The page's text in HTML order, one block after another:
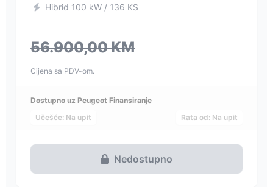
Hibrid 100 kW / 136 KS
56.900,00 KM
Cijena sa PDV-om.
Dostupno uz Peugeot Finansiranje
Učešće: Na upit
Rata od: Na upit
Nedostupno